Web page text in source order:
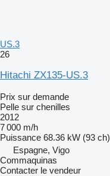
US.3
26
Hitachi ZX135-US.3
Prix sur demande
Pelle sur chenilles
2012
7 000 m/h
Puissance 68.36 kW (93 ch)
Espagne, Vigo
Commaquinas
Contacter le vendeur